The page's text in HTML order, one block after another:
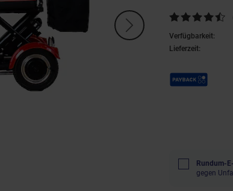
Kundenbewertung:
Verfügbarkeit:
Lieferzeit:
Payback Punkte
Rundum-
gegen